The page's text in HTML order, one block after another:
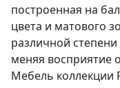
построенная на
цвета и матового
различной
меняя восприятие
Мебель коллекции